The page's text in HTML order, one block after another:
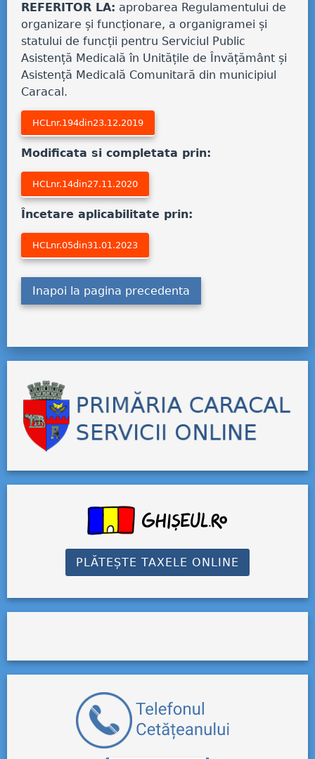
REFERITOR LA: aprobarea Regulamentului de
organizare și funcționare, a organigramei și
statului de funcții pentru Serviciul Public
Asistență Medicală în Unitățile de Învățământ și
Asistență Medicală Comunitară din municipiul
Caracal.
HCLnr.194din23.12.2019
Modificata si completata prin:
HCLnr.14din27.11.2020
Încetare aplicabilitate prin:
HCLnr.05din31.01.2023
Inapoi la pagina precedenta
PLĂTEȘTE TAXELE ONLINE